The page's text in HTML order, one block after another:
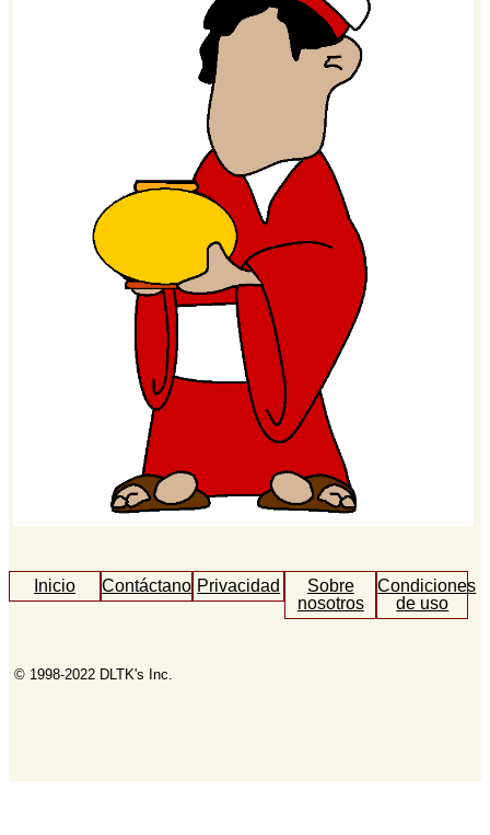
Inicio ContáctanosPrivacidad
Sobre
nosotros
Condiciones
de uso
© 1998-2022 DLTK's Inc.